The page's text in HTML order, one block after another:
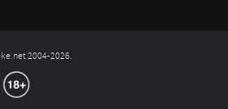
2004-2026.